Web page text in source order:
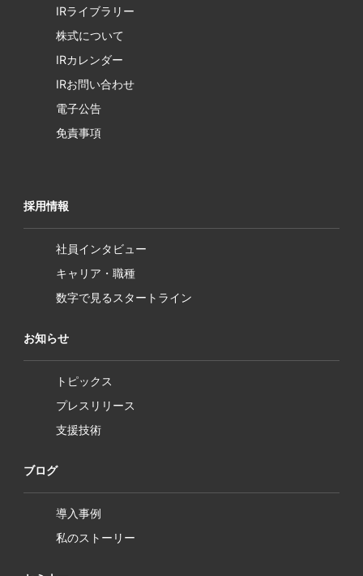
IRライブラリー
株式について
IRカレンダー
IRお問い合わせ
電子公告
免責事項
採用情報
社員インタビュー
キャリア・職種
数字で見るスタートライン
お知らせ
トピックス
プレスリリース
支援技術
ブログ
導入事例
私のストーリー